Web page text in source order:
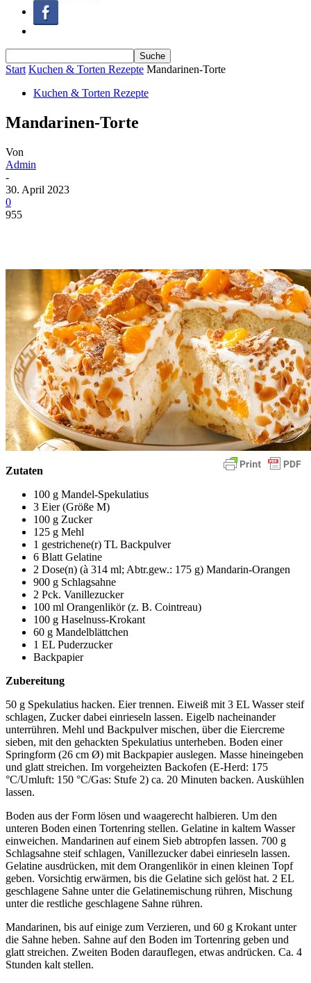
Start Kuchen & Torten Rezepte Mandarinen-Torte
Kuchen & Torten Rezepte
Mandarinen-Torte
Von
Admin
-
30. April 2023
0
955
Zutaten
100 g Mandel-Spekulatius
3 Eier (Größe M)
100 g Zucker
125 g Mehl
1 gestrichene(r) TL Backpulver
6 Blatt Gelatine
2 Dose(n) (à 314 ml; Abtr.gew.: 175 g) Mandarin-Orangen
900 g Schlagsahne
2 Pck. Vanillezucker
100 ml Orangenlikör (z. B. Cointreau)
100 g Haselnuss-Krokant
60 g Mandelblättchen
1 EL Puderzucker
Backpapier
Zubereitung
50 g Spekulatius hacken. Eier trennen. Eiweiß mit 3 EL Wasser steif
schlagen, Zucker dabei einrieseln lassen. Eigelb nacheinander
unterrühren. Mehl und Backpulver mischen, über die Eiercreme
sieben, mit den gehackten Spekulatius unterheben. Boden einer
Springform (26 cm Ø) mit Backpapier auslegen. Masse hineingeben
und glatt streichen. Im vorgeheizten Backofen (E-Herd: 175
°C/Umluft: 150 °C/Gas: Stufe 2) ca. 20 Minuten backen. Auskühlen
lassen.
Boden aus der Form lösen und waagerecht halbieren. Um den
unteren Boden einen Tortenring stellen. Gelatine in kaltem Wasser
einweichen. Mandarinen auf einem Sieb abtropfen lassen. 700 g
Schlagsahne steif schlagen, Vanillezucker dabei einrieseln lassen.
Gelatine ausdrücken, mit dem Orangenlikör in einen kleinen Topf
geben. Vorsichtig erwärmen, bis die Gelatine sich gelöst hat. 2 EL
geschlagene Sahne unter die Gelatinemischung rühren, Mischung
unter die restliche geschlagene Sahne rühren.
Mandarinen, bis auf einige zum Verzieren, und 60 g Krokant unter
die Sahne heben. Sahne auf den Boden im Tortenring geben und
glatt streichen. Zweiten Boden darauflegen, etwas andrücken. Ca. 4
Stunden kalt stellen.